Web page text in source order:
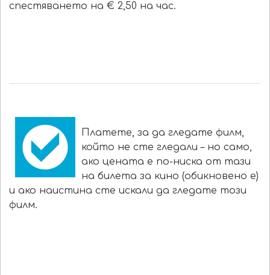
спестяването на € 2,50 на час.
Платете, за да гледате филм,
който не сте гледали – но само,
ако цената е по-ниска от тази
на билета за кино (обикновено е)
и ако наистина сте искали да гледате този
филм.